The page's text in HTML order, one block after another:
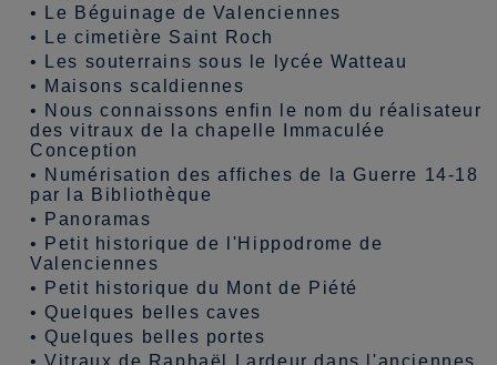
•
Le Béguinage de Valenciennes
•
Le cimetière Saint Roch
•
Les souterrains sous le lycée Watteau
• Maisons scaldiennes
• Nous connaissons enfin le nom du réalisateur
des vitraux de la chapelle Immaculée
Conception
• Numérisation des affiches de la Guerre 14-18
par la Bibliothèque
•
Panoramas
•
Petit historique de l'Hippodrome de
Valenciennes
•
Petit historique du Mont de Piété
•Quelques belles caves
•Quelques belles portes